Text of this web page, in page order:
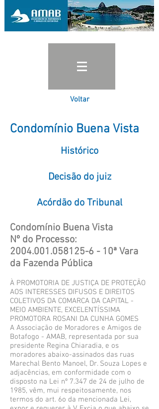
Voltar
Condomínio Buena Vista
Histórico
Decisão do juiz
Acórdão do Tribunal
Condomínio Buena Vista
Nº do Processo:
2004.001.058125-6 - 10ª Vara
da Fazenda Pública
À PROMOTORIA DE JUSTIÇA DE PROTEÇÃO
AOS INTERESSES DIFUSOS E DIREITOS
COLETIVOS DA COMARCA DA CAPITAL -
MEIO AMBIENTE, EXCELENTÍSSIMA
PROMOTORA ROSANI DA CUNHA GOMES
A Associação de Moradores e Amigos de
Botafogo - AMAB, representada por sua
presidente Regina Chiaradia, e os
moradores abaixo-assinados das ruas
Marechal Bento Manoel, Dr. Souza Lopes e
adjacências, em conformidade com o
disposto na Lei nº 7.347 de 24 de julho de
1985, vêm, mui respeitosamente, nos
termos do art. 6o da mencionada Lei,